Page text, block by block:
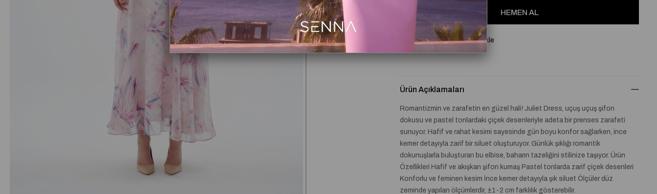
Kritik Stok Favorilere Ekle
Ürün Açıklamaları
Romantizmin ve zarafetin en güzel hali! Juliet Dress, uçuş uçuş şifon
dokusu ve pastel tonlardaki çiçek desenleriyle adeta bir prenses zarafeti
sunuyor. Hafif ve rahat kesimi sayesinde gün boyu konfor sağlarken, ince
kemer detayıyla zarif bir siluet oluşturuyor. Günlük şıklığı romantik
dokunuşlarla buluşturan bu elbise, baharın tazeliğini stilinize taşıyor. Ürün
Özellikleri Hafif ve akışkan şifon kumaş Pastel tonlarda zarif çiçek desenleri
Konforlu ve feminen kesim İnce kemer detayıyla şık siluet Ölçüler düz
zeminde yapılan ölçümlerdir, ±1-2 cm farklılık gösterebilir.